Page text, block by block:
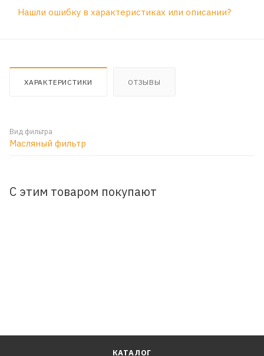
Нашли ошибку в характеристиках или описании?
ХАРАКТЕРИСТИКИ ОТЗЫВЫ
Вид фильтра
Масляный фильтр
С этим товаром покупают
КАТАЛОГ